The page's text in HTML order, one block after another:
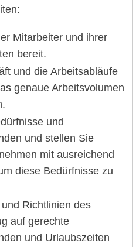
Mitarbeiter und ihrer
bereit.
und die Arbeitsabläufe
genaue Arbeitsvolumen
und
und stellen Sie
mit ausreichend
diese Bedürfnisse zu
Richtlinien des
auf gerechte
und Urlaubszeiten